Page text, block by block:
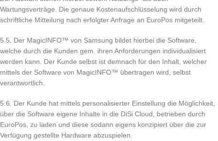
Wartungsverträge. Die genaue Kostenaufschlüsselung wird durch
schriftliche Mitteilung nach erfolgter Anfrage an EuroPos mitgeteilt.
5.5. Der MagicINFO™ von Samsung bildet hierbei die Software,
welche durch die Kunden gem. ihren Anforderungen individualisiert
werden kann. Der Kunde selbst ist demnach für den Inhalt, welcher
mittels der Software von MagicINFO™ übertragen wird, selbst
verantwortlich.
5.6. Der Kunde hat mittels personalisierter Einstellung die Möglichkeit,
über die Software eigene Inhalte in die DiSi Cloud, betrieben durch
EuroPos, zu laden und diese sodann eigens konzipiert über die zur
Verfügung gestellte Hardware abzuspielen.